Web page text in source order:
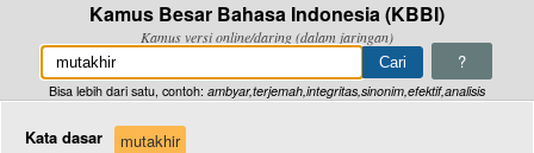
Kamus Besar Bahasa Indonesia (KBBI)
Kamus versi online/daring (dalam jaringan)
?
Bisa lebih dari satu, contoh: ambyar,terjemah,integritas,sinonim,efektif,analisis
Kata dasar
mutakhir